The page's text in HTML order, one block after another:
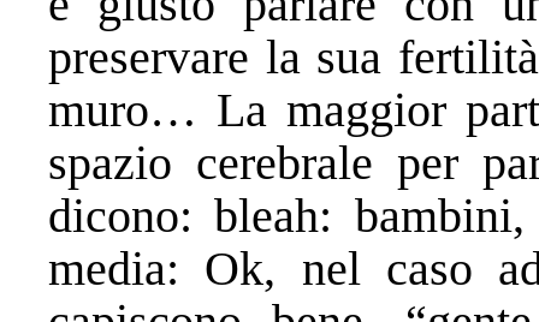
preservare la sua
muro… La maggior
spazio cerebrale per
dicono: bleah:
media: Ok, nel caso